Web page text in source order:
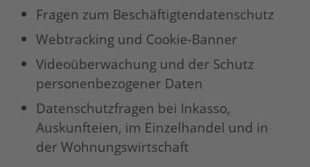
Fragen zum Beschäftigtendatenschutz
Webtracking und Cookie-Banner
Videoüberwachung und der Schutz
personenbezogener Daten
Datenschutzfragen bei Inkasso,
Auskunfteien, im Einzelhandel und in
der Wohnungswirtschaft